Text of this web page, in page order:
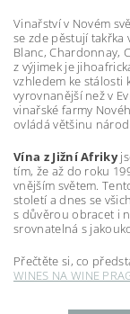
Vinařství v Novém
se zde pěstují
Blanc, Chardonnay,
z výjimek je
vzhledem ke stálosti
vyrovnanější než v
vinařské farmy
ovládá většinu
Vína z Jižní Afriky
tím, že až do roku
vnějším světem.
století a dnes se
s důvěrou obracet i
srovnatelná s
Přečtěte si, co
WINES NA WINE